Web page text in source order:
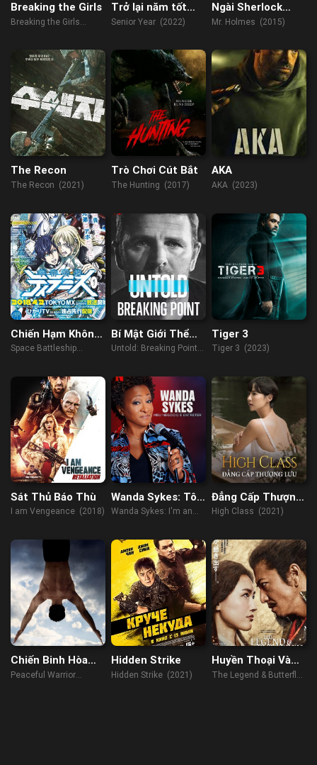
Breaking the Girls
Breaking the Girls
Trở lại năm tốt
nghiệp
Senior Year (2022)
Ngài Sherlock
Holmes
Mr. Holmes (2015)
The Recon
The Recon (2021)
Trò Chơi Cút Bắt
The Hunting (2017)
AKA
AKA (2023)
Chiến Hạm Không
Gian Tiramisu
Space Battleship
Bí Mật Giới Thể
Thao: Điểm Phá
Untold: Breaking Point
Tiger 3
Tiger 3 (2023)
Sát Thủ Báo Thù
I am Vengeance (2018)
Wanda Sykes: Tôi
Là Người Mua Vui
Wanda Sykes: I'm an
Đẳng Cấp Thượng
Lưu
High Class (2021)
Chiến Binh Hòa
Bình
Peaceful Warrior
Hidden Strike
Hidden Strike (2021)
Huyền Thoại Và
Bươm Bướm
The Legend & Butterfly